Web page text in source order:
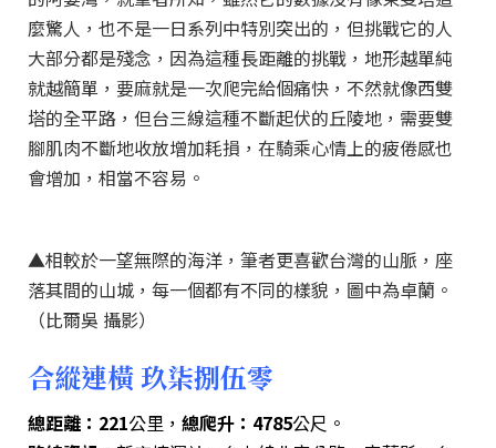
麼驚人，也不是一日系列中特別突出的，但挑戰它的人
大部分都是殘念，因為這種長距離的挑戰，地形越單純
就越簡單，要麻就是一次爬完給個痛快，不然就像西雙
塔的全平路，但台三線這種不斷起伏的丘陵地，需要雙
腳肌肉不斷地收放增加耗損，在騎乘心情上的疲倦感也
會增加，相當不容易。
▲相較於一望無際的海洋，筆者更喜歡台灣的山脈，座
落其間的山城，每一個都有不同的樣貌，圖中為卓蘭。
（比爾吳 攝影）
合縱連橫 玖柒捌伍零
總距離：221公里， 總爬升：4785公尺。